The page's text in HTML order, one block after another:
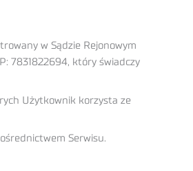
w Sądzie Rejonowym
7831822694, który świadczy
Użytkownik korzysta ze
Serwisu.